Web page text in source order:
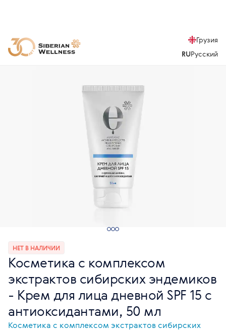
Грузия
RUРусский
НЕТ В НАЛИЧИИ
Косметика с комплексом
экстрактов сибирских эндемиков
- Крем для лица дневной SPF 15 с
антиоксидантами, 50 мл
Косметика с комплексом экстрактов сибирских